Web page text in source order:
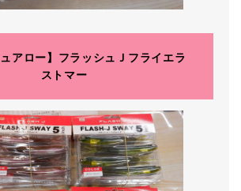
ュアロー】フラッシュＪフライエラ
ストマー